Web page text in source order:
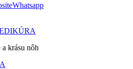
Whatsapp
krásu nôh